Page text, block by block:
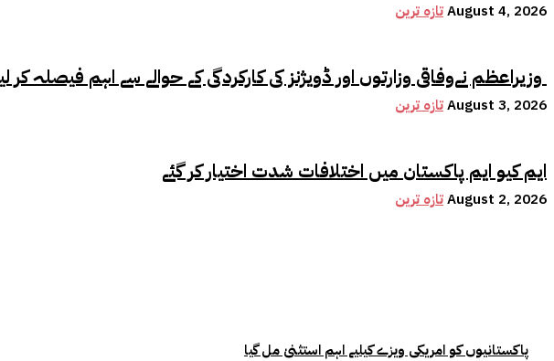
تازہ ترینAugust 4, 2026
وزیراعظم نےوفاقی وزارتوں اور ڈویژنز کی کارکردگی کے حوالے سے اہم فیصلہ کر لیا
تازہ ترینAugust 3, 2026
ایم کیو ایم پاکستان میں اختلافات شدت اختیار کر گئے
تازہ ترینAugust 2, 2026
پاکستانیوں کو امریکی ویزے کیلیے اہم استثنیٰ مل گیا